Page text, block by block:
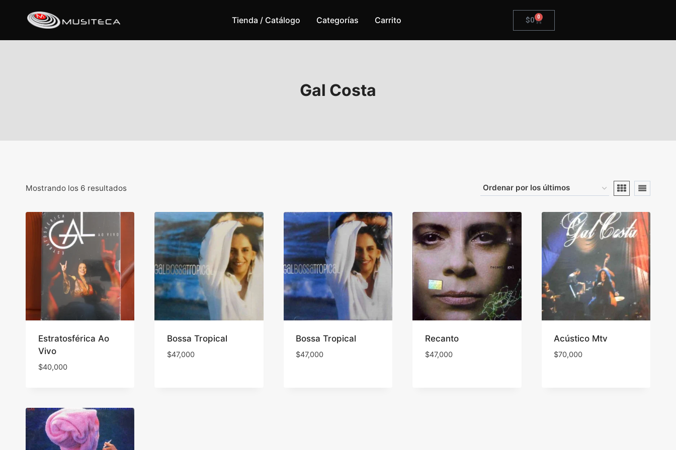
Tienda / Catálogo Categorías Carrito $0 0
Gal Costa
Mostrando los 6 resultados
Estratosférica Ao
Vivo
$40,000
Bossa Tropical
$47,000
Bossa Tropical
$47,000
Recanto
$47,000
Acústico Mtv
$70,000